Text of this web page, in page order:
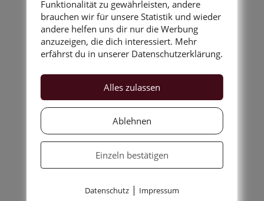
Geschichten in jeglicher
Art...
Funktionalität zu gewährleisten, andere
brauchen wir für unsere Statistik und wieder
andere helfen uns dir nur die Werbung
anzuzeigen, die dich interessiert. Mehr
erfährst du in unserer Datenschutzerklärung.
Alles zulassen
Ablehnen
Einzeln bestätigen
Datenschutz| Impressum